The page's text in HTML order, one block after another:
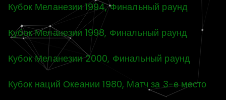
Кубок Меланезии 1994, Финальный раунд
Кубок Меланезии 1998, Финальный раунд
Кубок Меланезии 2000, Финальный раунд
Кубок наций Океании 1980, Матч за 3-е место